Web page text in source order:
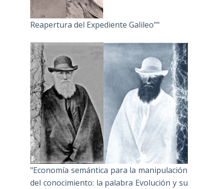
Reapertura del Expediente Galileo""
"Economía semántica para la manipulación
del conocimiento: la palabra Evolución y su